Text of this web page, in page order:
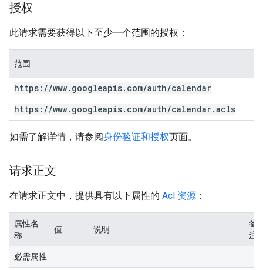
授权
此请求需要获得以下至少一个范围的授权：
范围
https: //www. googleapis. com/auth/calendar
https: //www. googleapis. com/auth/calendar.acls
如需了解详情，请参阅身份验证和授权页面。
请求正文
在请求正文中，提供具有以下属性的 Acl 资源 ：
属性名
称
值 说明
备
注
必需属性